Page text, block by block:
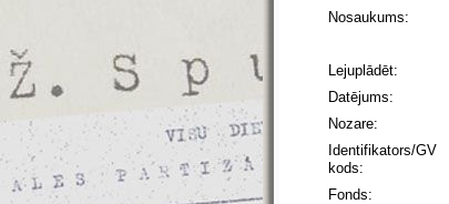
Nosaukums:
Lejuplādēt:
Datējums:
Nozare:
Identifikators/GV
kods:
Fonds: